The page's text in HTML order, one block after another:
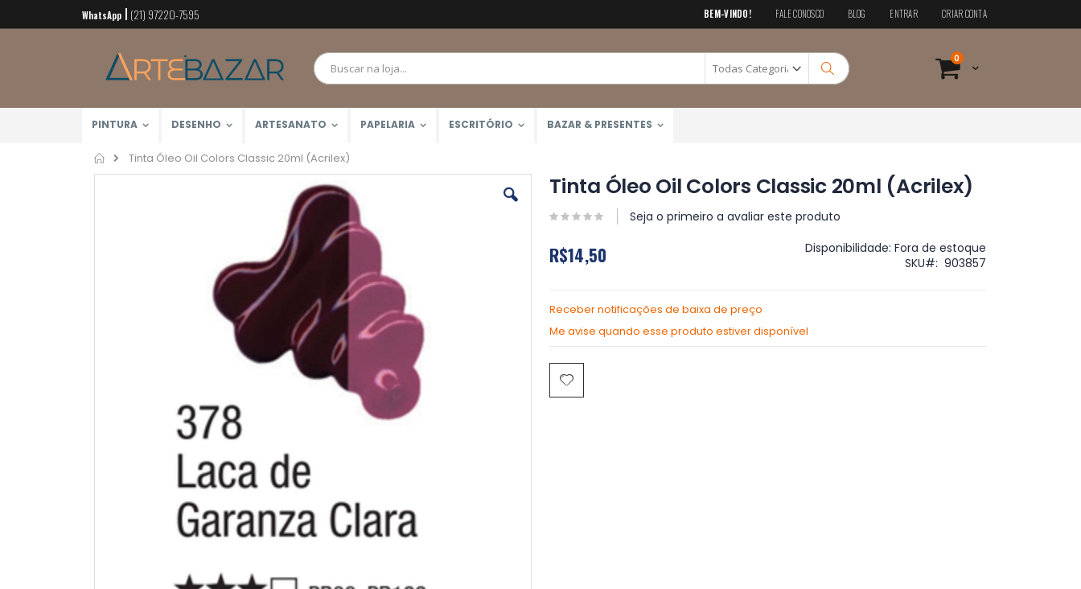
Pular
para
conteúdo
BEM-VINDO! FALE CONOSCO BLOG ENTRAR CRIAR CONTA
Cart
0 itens
Pesquisa
WhatsApp (21) 97220-7595
PINTURA DESENHO ARTESANATO PAPELARIA ESCRITÓRIO BAZAR & PRESENTES
Home
Tinta Óleo Oil Colors Classic 20ml (Acrilex)
Pular
Tinta Óleo Oil Colors Classic 20ml (Acrilex)
Seja o primeiro a avaliar este produto
R$14,50 Disponibilidade: Fora de estoque
SKU
903857
Receber notificações de baixa de preço
Me avise quando esse produto estiver disponível